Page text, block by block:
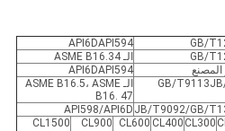
GB/
API6DAPI594
GB/
الـ ASME B16.34
المصنع
API6DAPI594
GB/
الـ ASME B16.5، ASME
B16. 47
JB/T9092/GB/
API598/API6D
CL300
CL400
CL600
CL900
CL1500